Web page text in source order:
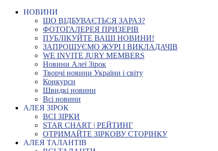
НОВИНИ
ЩО ВІДБУВАЄТЬСЯ ЗАРАЗ?
ФОТОГАЛЕРЕЯ ПРИЗЕРІВ
ПУБЛІКУЙТЕ ВАШІ НОВИНИ!
ЗАПРОШУЄМО ЖУРІ І ВИКЛАДАЧІВ
WE INVITE JURY MEMBERS
Новини Алеї Зірок
Творчі новини України і світу
Конкурси
Швидкі новини
Всі новини
АЛЕЯ ЗІРОК
ВСІ ЗІРКИ
STAR CHART | РЕЙТИНГ
ОТРИМАЙТЕ ЗІРКОВУ СТОРІНКУ
АЛЕЯ ТАЛАНТІВ